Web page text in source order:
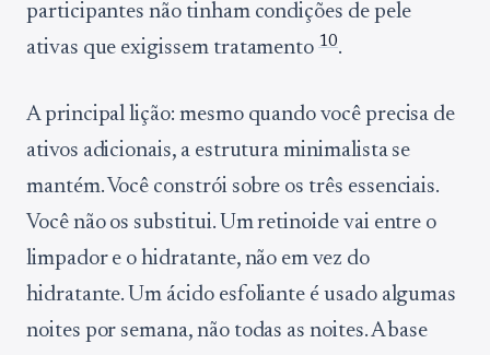
participantes não tinham condições de pele
ativas que exigissem tratamento10.
A principal lição: mesmo quando você precisa de
ativos adicionais, a estrutura minimalista se
mantém. Você constrói sobre os três essenciais.
Você não os substitui. Um retinoide vai entre o
limpador e o hidratante, não em vez do
hidratante. Um ácido esfoliante é usado algumas
noites por semana, não todas as noites. A base